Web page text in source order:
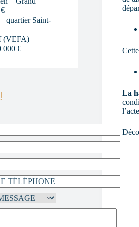
La
quartier Saint-
(VEFA) –
000 €